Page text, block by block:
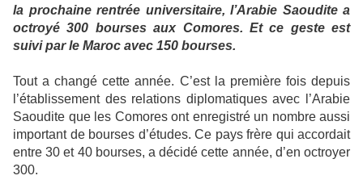
la prochaine rentrée universitaire, l’Arabie Saoudite a
octroyé 300 bourses aux Comores. Et ce geste est
suivi par le Maroc avec 150 bourses.
Tout a changé cette année. C’est la première fois depuis
l’établissement des relations diplomatiques avec l’Arabie
Saoudite que les Comores ont enregistré un nombre aussi
important de bourses d’études. Ce pays frère qui accordait
entre 30 et 40 bourses, a décidé cette année, d’en octroyer
300.